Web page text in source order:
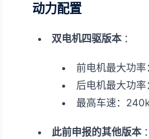
动力配置
双电机四驱版本 ：
前电机最大功率
后电机最大功率
最高车速：
此前申报的其他版本 ：